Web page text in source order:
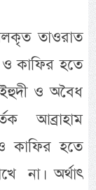
তাওরাত
কাফির হতে
ও অবৈধ
আব্রাহাম
কাফির হতে
না। অর্থাৎ